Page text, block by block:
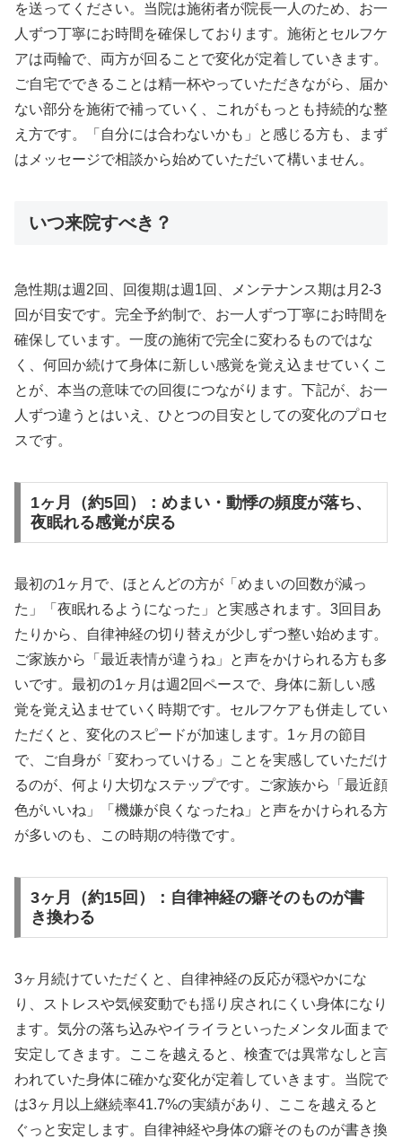
を送ってください。当院は施術者が院長一人のため、お一
人ずつ丁寧にお時間を確保しております。施術とセルフケ
アは両輪で、両方が回ることで変化が定着していきます。
ご自宅でできることは精一杯やっていただきながら、届か
ない部分を施術で補っていく、これがもっとも持続的な整
え方です。「自分には合わないかも」と感じる方も、まず
はメッセージで相談から始めていただいて構いません。
いつ来院すべき？
急性期は週2回、回復期は週1回、メンテナンス期は月2-3
回が目安です。完全予約制で、お一人ずつ丁寧にお時間を
確保しています。一度の施術で完全に変わるものではな
く、何回か続けて身体に新しい感覚を覚え込ませていくこ
とが、本当の意味での回復につながります。下記が、お一
人ずつ違うとはいえ、ひとつの目安としての変化のプロセ
スです。
1ヶ月（約5回）：めまい・動悸の頻度が落ち、
夜眠れる感覚が戻る
最初の1ヶ月で、ほとんどの方が「めまいの回数が減っ
た」「夜眠れるようになった」と実感されます。3回目あ
たりから、自律神経の切り替えが少しずつ整い始めます。
ご家族から「最近表情が違うね」と声をかけられる方も多
いです。最初の1ヶ月は週2回ペースで、身体に新しい感
覚を覚え込ませていく時期です。セルフケアも併走してい
ただくと、変化のスピードが加速します。1ヶ月の節目
で、ご自身が「変わっていける」ことを実感していただけ
るのが、何より大切なステップです。ご家族から「最近顔
色がいいね」「機嫌が良くなったね」と声をかけられる方
が多いのも、この時期の特徴です。
3ヶ月（約15回）：自律神経の癖そのものが書
き換わる
3ヶ月続けていただくと、自律神経の反応が穏やかにな
り、ストレスや気候変動でも揺り戻されにくい身体になり
ます。気分の落ち込みやイライラといったメンタル面まで
安定してきます。ここを越えると、検査では異常なしと言
われていた身体に確かな変化が定着していきます。当院で
は3ヶ月以上継続率41.7%の実績があり、ここを越えると
ぐっと安定します。自律神経や身体の癖そのものが書き換